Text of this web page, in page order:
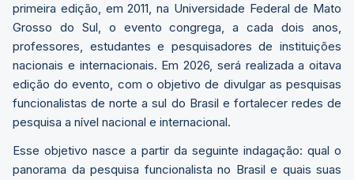
primeira edição, em 2011, na Universidade Federal de Mato
Grosso do Sul, o evento congrega, a cada dois anos,
professores, estudantes e pesquisadores de instituições
nacionais e internacionais. Em 2026, será realizada a oitava
edição do evento, com o objetivo de divulgar as pesquisas
funcionalistas de norte a sul do Brasil e fortalecer redes de
pesquisa a nível nacional e internacional.
Esse objetivo nasce a partir da seguinte indagação: qual o
panorama da pesquisa funcionalista no Brasil e quais suas